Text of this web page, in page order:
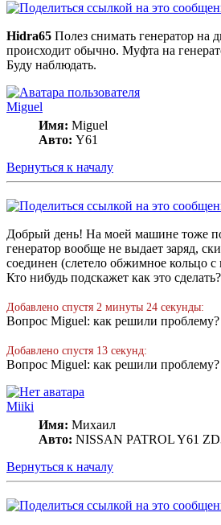
Hidra65 Полез снимать генератор на
происходит обычно. Муфта на
Буду наблюдать.
Miguel
Имя: Miguel
Авто: Y61
Вернуться к началу
Добрый день! На моей машине тоже
генератор вообще не выдает заряд,
соединен (слетело обжимное кольцо
Кто нибудь подскажет как это сделать?
Добавлено спустя 2 минуты 24 секунды:
Вопрос Miguel: как решили проблему?
Добавлено спустя 13 секунд:
Вопрос Miguel: как решили проблему?
Miiki
Имя: Михаил
Авто: NISSAN PATROL Y61
Вернуться к началу